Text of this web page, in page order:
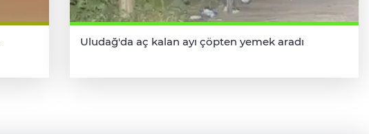
Uludağ'da aç kalan ayı çöpten yemek aradı